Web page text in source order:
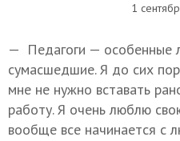
1
— Педагоги — особенные
сумасшедшие. Я до сих
мне не нужно вставать
работу. Я очень люблю
вообще все начинается с